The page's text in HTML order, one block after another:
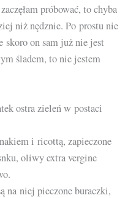
próbować, to chyba
niż nędznie. Po prostu nie
skoro on sam już nie jest
śladem, to nie jestem
ostra zieleń w postaci
i ricottą, zapieczone
oliwy extra vergine
na niej pieczone buraczki,